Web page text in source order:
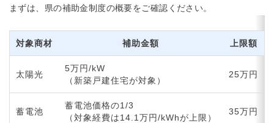
まずは、県の補助金制度の概要をご確認ください。
対象商材 補助金額 上限額
太陽光
5万円/kW
（新築戸建住宅が対象）
25万円
蓄電池
蓄電池価格の1/3
（対象経費は14.1万円/kWhが上限）
35万円